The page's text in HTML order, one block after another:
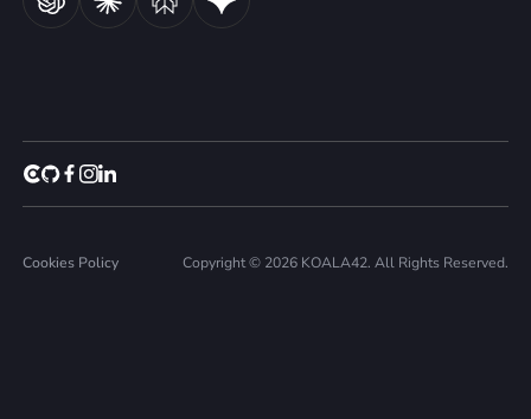
Cookies Policy Copyright © 2026 KOALA42. All Rights Reserved.